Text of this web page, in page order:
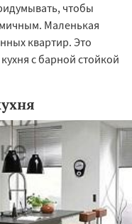
чтобы
Маленькая
квартир. Это
с барной стойкой